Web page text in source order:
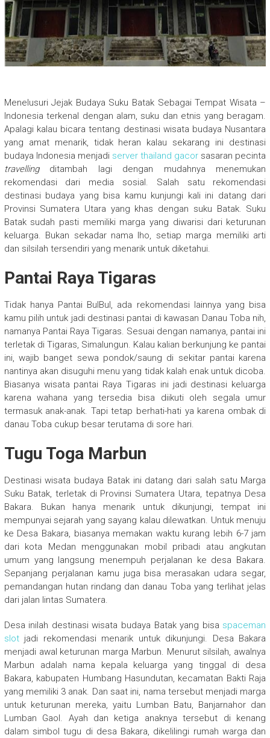
Menelusuri Jejak Budaya Suku Batak Sebagai Tempat Wisata –
Indonesia terkenal dengan alam, suku dan etnis yang beragam.
Apalagi kalau bicara tentang destinasi wisata budaya Nusantara
yang amat menarik, tidak heran kalau sekarang ini destinasi
budaya Indonesia menjadi server thailand gacor sasaran pecinta
travellingditambah lagi dengan mudahnya menemukan
rekomendasi dari media sosial. Salah satu rekomendasi
destinasi budaya yang bisa kamu kunjungi kali ini datang dari
Provinsi Sumatera Utara yang khas dengan suku Batak. Suku
Batak sudah pasti memiliki marga yang diwarisi dari keturunan
keluarga. Bukan sekadar nama lho, setiap marga memiliki arti
dan silsilah tersendiri yang menarik untuk diketahui.
Pantai Raya Tigaras
Tidak hanya Pantai BulBul, ada rekomendasi lainnya yang bisa
kamu pilih untuk jadi destinasi pantai di kawasan Danau Toba nih,
namanya Pantai Raya Tigaras. Sesuai dengan namanya, pantai ini
terletak di Tigaras, Simalungun. Kalau kalian berkunjung ke pantai
ini, wajib banget sewa pondok/saung di sekitar pantai karena
nantinya akan disuguhi menu yang tidak kalah enak untuk dicoba.
Biasanya wisata pantai Raya Tigaras ini jadi destinasi keluarga
karena wahana yang tersedia bisa diikuti oleh segala umur
termasuk anak-anak. Tapi tetap berhati-hati ya karena ombak di
danau Toba cukup besar terutama di sore hari.
Tugu Toga Marbun
Destinasi wisata budaya Batak ini datang dari salah satu Marga
Suku Batak, terletak di Provinsi Sumatera Utara, tepatnya Desa
Bakara. Bukan hanya menarik untuk dikunjungi, tempat ini
mempunyai sejarah yang sayang kalau dilewatkan. Untuk menuju
ke Desa Bakara, biasanya memakan waktu kurang lebih 6-7 jam
dari kota Medan menggunakan mobil pribadi atau angkutan
umum yang langsung menempuh perjalanan ke desa Bakara.
Sepanjang perjalanan kamu juga bisa merasakan udara segar,
pemandangan hutan rindang dan danau Toba yang terlihat jelas
dari jalan lintas Sumatera.
Desa inilah destinasi wisata budaya Batak yang bisa spaceman
slotjadi rekomendasi menarik untuk dikunjungi. Desa Bakara
menjadi awal keturunan marga Marbun. Menurut silsilah, awalnya
Marbun adalah nama kepala keluarga yang tinggal di desa
Bakara, kabupaten Humbang Hasundutan, kecamatan Bakti Raja
yang memiliki 3 anak. Dan saat ini, nama tersebut menjadi marga
untuk keturunan mereka, yaitu Lumban Batu, Banjarnahor dan
Lumban Gaol. Ayah dan ketiga anaknya tersebut di kenang
dalam simbol tugu di desa Bakara, dikelilingi rumah warga dan